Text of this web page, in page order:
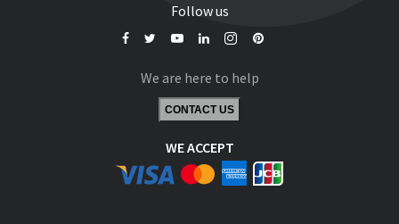
Follow us
We are here to help
CONTACT US
WE ACCEPT